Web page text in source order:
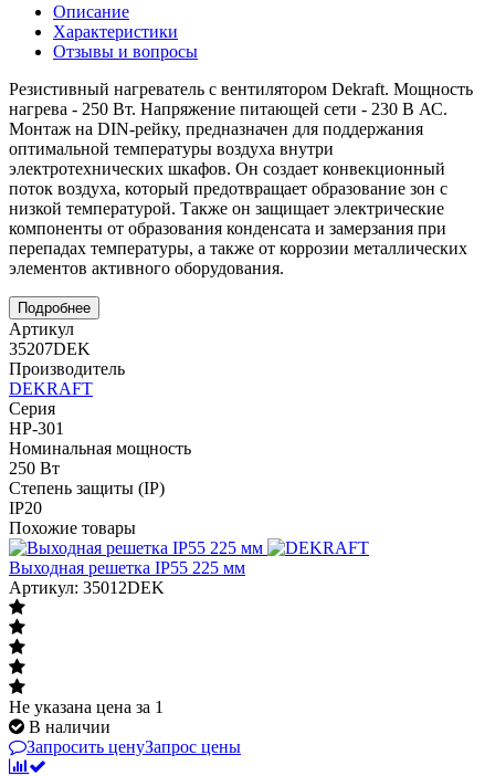
Описание
Характеристики
Отзывы и вопросы
Резистивный нагреватель c вентилятором Dekraft. Мощность
нагрева - 250 Вт. Напряжение питающей сети - 230 В АС.
Монтаж на DIN-рейку, предназначен для поддержания
оптимальной температуры воздуха внутри
электротехнических шкафов. Он создает конвекционный
поток воздуха, который предотвращает образование зон с
низкой температурой. Также он защищает электрические
компоненты от образования конденсата и замерзания при
перепадах температуры, а также от коррозии металлических
элементов активного оборудования.
Подробнее
Артикул
35207DEK
Производитель
DEKRAFT
Серия
НР-301
Номинальная мощность
250 Вт
Степень защиты (IP)
IP20
Похожие товары
Выходная решетка IP55 225 мм
Артикул: 35012DEK
Не указана цена за 1
В наличии
Запросить ценуЗапрос цены